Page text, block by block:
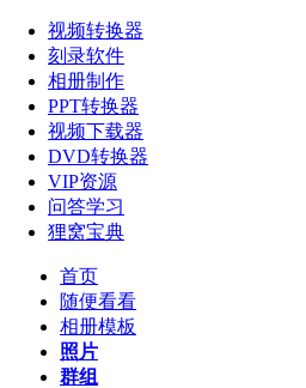
视频转换器
刻录软件
相册制作
PPT转换器
视频下载器
DVD转换器
VIP资源
问答学习
狸窝宝典
首页
随便看看
相册模板
照片
群组